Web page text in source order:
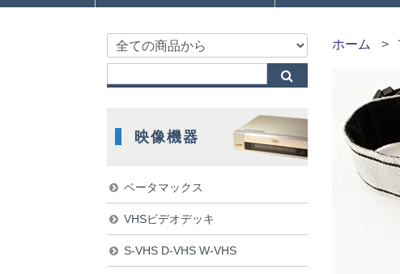
ホーム
映像機器
ベータマックス
VHSビデオデッキ
S-VHS D-VHS W-VHS